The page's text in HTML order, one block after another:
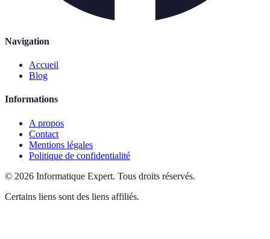
Navigation
Accueil
Blog
Informations
A propos
Contact
Mentions légales
Politique de confidentialité
© 2026 Informatique Expert. Tous droits réservés.
Certains liens sont des liens affiliés.